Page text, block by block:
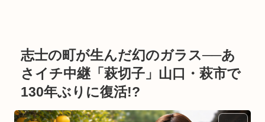
志士の町が生んだ幻のガラス──あ
さイチ中継「萩切子」山口・萩市で
130年ぶりに復活!?